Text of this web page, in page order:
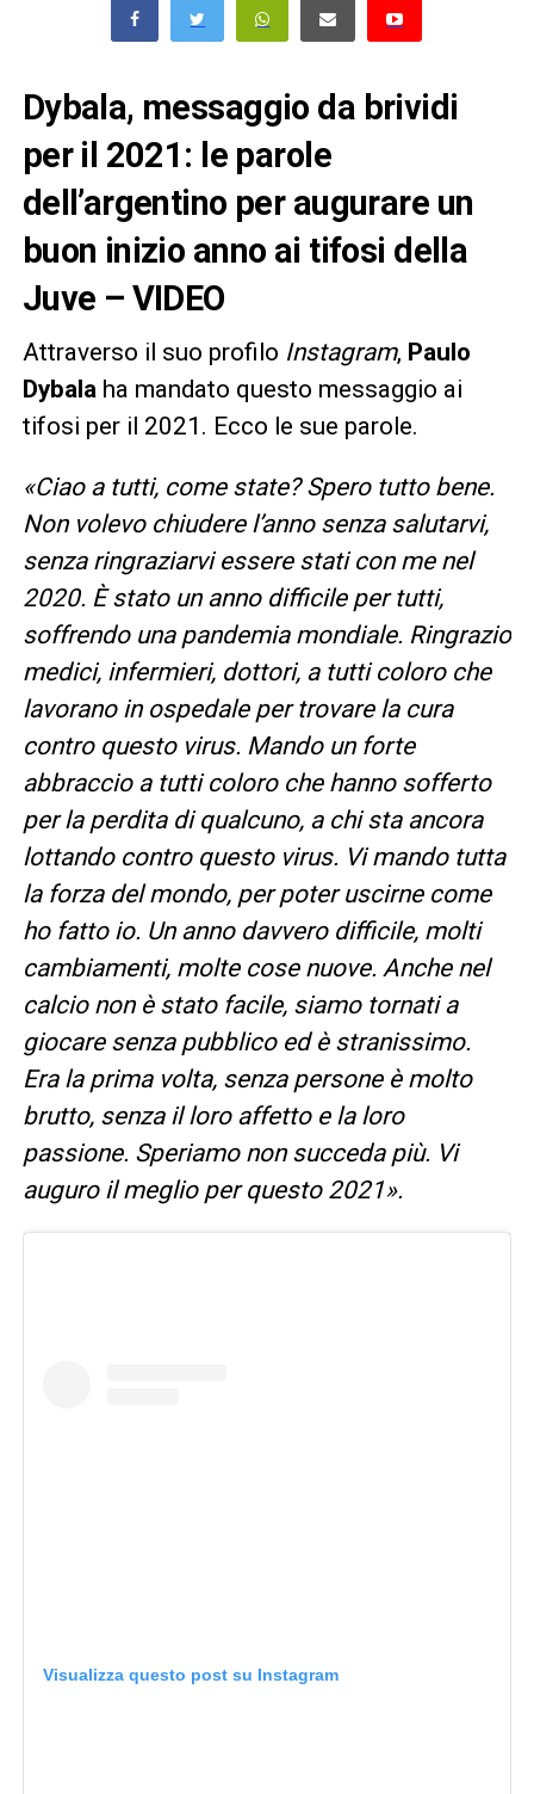
Dybala, messaggio da brividi
per il 2021: le parole
dell’argentino per augurare un
buon inizio anno ai tifosi della
Juve – VIDEO
Attraverso il suo profilo Instagram, Paulo
Dybala ha mandato questo messaggio ai
tifosi per il 2021. Ecco le sue parole.
​«Ciao a tutti, come state? Spero tutto bene.
Non volevo chiudere l’anno senza salutarvi,
senza ringraziarvi essere stati con me nel
2020. È stato un anno difficile per tutti,
soffrendo una pandemia mondiale. Ringrazio
medici, infermieri, dottori, a tutti coloro che
lavorano in ospedale per trovare la cura
contro questo virus. Mando un forte
abbraccio a tutti coloro che hanno sofferto
per la perdita di qualcuno, a chi sta ancora
lottando contro questo virus. Vi mando tutta
la forza del mondo, per poter uscirne come
ho fatto io. Un anno davvero difficile, molti
cambiamenti, molte cose nuove. Anche nel
calcio non è stato facile, siamo tornati a
giocare senza pubblico ed è stranissimo.
Era la prima volta, senza persone è molto
brutto, senza il loro affetto e la loro
passione. Speriamo non succeda più. Vi
auguro il meglio per questo 2021».
Visualizza questo post su Instagram